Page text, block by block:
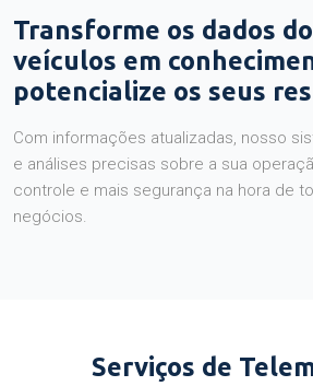
Transforme os dados
veículos em
potencialize os seus
Com informações atualizadas, nosso
e análises precisas sobre a sua
controle e mais segurança na hora de
negócios.
Serviços de